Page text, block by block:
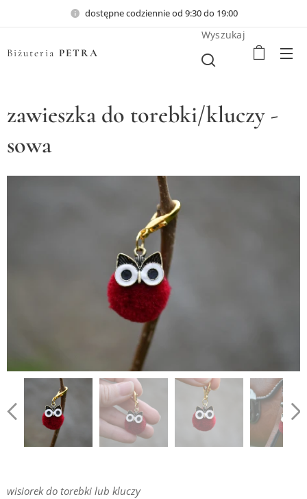
dostępne codziennie od 9:30 do 19:00
Biżuteria PETRA
Wyszukaj
zawieszka do torebki/kluczy -
sowa
wisiorek do torebki lub kluczy